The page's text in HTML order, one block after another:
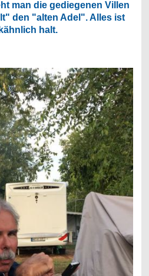
man die gediegenen Villen
den "alten Adel". Alles ist
halt.